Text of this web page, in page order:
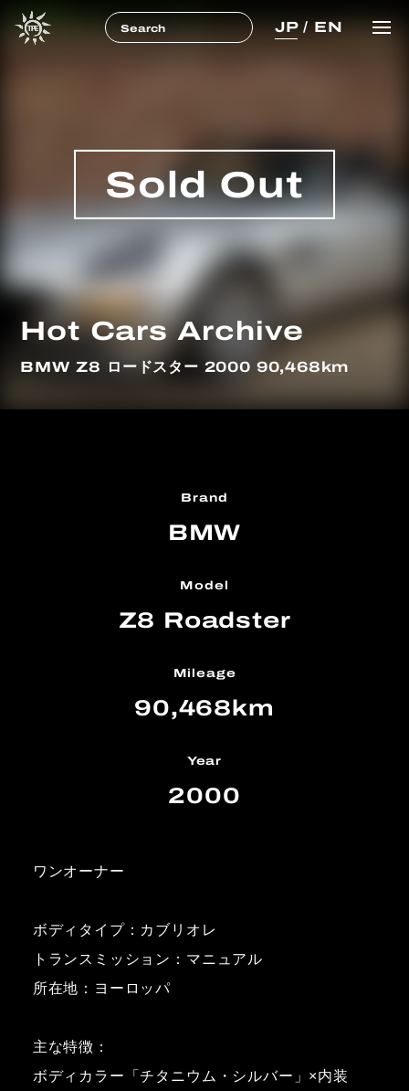
JP/EN
Hot Cars Archive
BMW Z8 ロードスター 2000 90,468km
Sold Out
Brand
BMW
Model
Z8 Roadster
Mileage
90,468km
Year
2000
ワンオーナー
ボディタイプ：カブリオレ
トランスミッション：マニュアル
所在地：ヨーロッパ
主な特徴：
ボディカラー「チタニウム・シルバー」×内装